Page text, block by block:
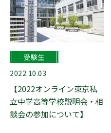
受験生
2022.10.03
【2022オンライン東京私
立中学高等学校説明会・相
談会の参加について】